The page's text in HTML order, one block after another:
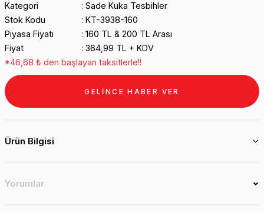
Kategori
Sade Kuka Tesbihler
Stok Kodu
KT-3938-160
Piyasa Fiyatı
160 TL & 200 TL Arası
Fiyat
364,99 TL + KDV
*46,68 ₺ den başlayan taksitlerle!!
GELİNCE HABER VER
Ürün Bilgisi
Yorumlar